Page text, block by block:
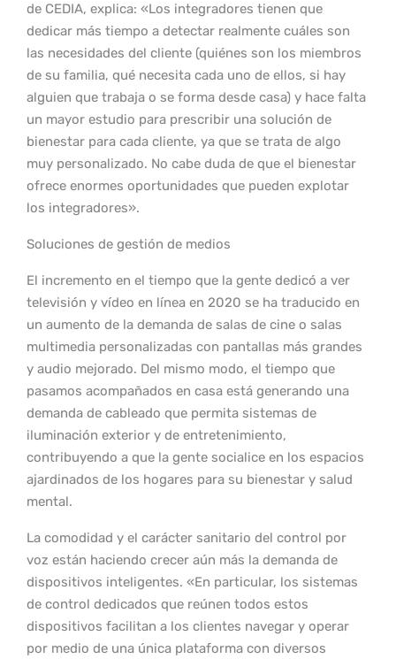
de CEDIA, explica: «Los integradores tienen que
dedicar más tiempo a detectar realmente cuáles son
las necesidades del cliente (quiénes son los miembros
de su familia, qué necesita cada uno de ellos, si hay
alguien que trabaja o se forma desde casa) y hace falta
un mayor estudio para prescribir una solución de
bienestar para cada cliente, ya que se trata de algo
muy personalizado. No cabe duda de que el bienestar
ofrece enormes oportunidades que pueden explotar
los integradores».
Soluciones de gestión de medios
El incremento en el tiempo que la gente dedicó a ver
televisión y vídeo en línea en 2020 se ha traducido en
un aumento de la demanda de salas de cine o salas
multimedia personalizadas con pantallas más grandes
y audio mejorado. Del mismo modo, el tiempo que
pasamos acompañados en casa está generando una
demanda de cableado que permita sistemas de
iluminación exterior y de entretenimiento,
contribuyendo a que la gente socialice en los espacios
ajardinados de los hogares para su bienestar y salud
mental.
La comodidad y el carácter sanitario del control por
voz están haciendo crecer aún más la demanda de
dispositivos inteligentes. «En particular, los sistemas
de control dedicados que reúnen todos estos
dispositivos facilitan a los clientes navegar y operar
por medio de una única plataforma con diversos